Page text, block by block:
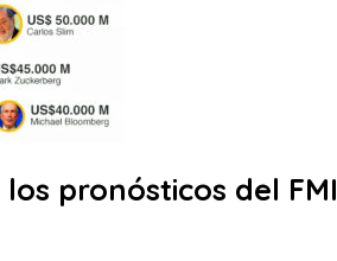
pronósticos del FMI